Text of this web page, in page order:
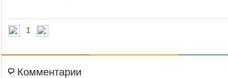
1
Комментарии